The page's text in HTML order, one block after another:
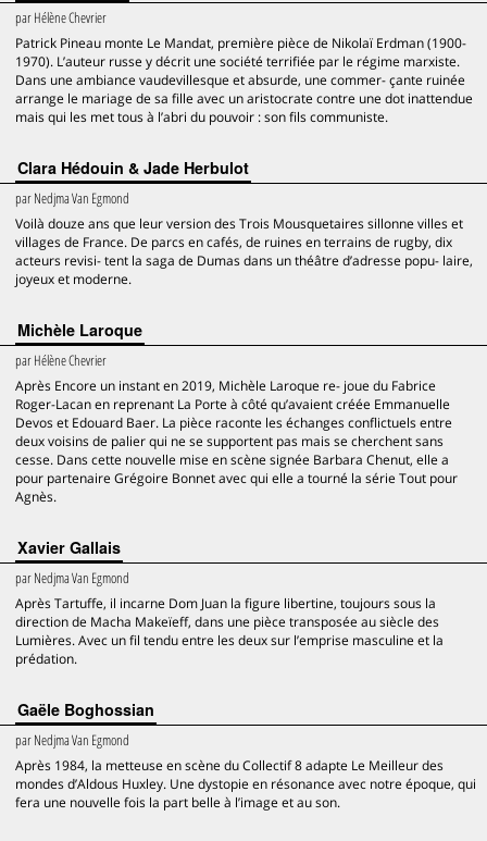
parHélène Chevrier
Patrick Pineau monte Le Mandat, première pièce de Nikolaï Erdman (1900-
1970). L’auteur russe y décrit une société terrifiée par le régime marxiste.
Dans une ambiance vaudevillesque et absurde, une commer- çante ruinée
arrange le mariage de sa fille avec un aristocrate contre une dot inattendue
mais qui les met tous à l’abri du pouvoir : son fils communiste.
Clara Hédouin & Jade Herbulot
parNedjma Van Egmond
Voilà douze ans que leur version des Trois Mousquetaires sillonne villes et
villages de France. De parcs en cafés, de ruines en terrains de rugby, dix
acteurs revisi- tent la saga de Dumas dans un théâtre d’adresse popu- laire,
joyeux et moderne.
Michèle Laroque
parHélène Chevrier
Après Encore un instant en 2019, Michèle Laroque re- joue du Fabrice
Roger-Lacan en reprenant La Porte à côté qu’avaient créée Emmanuelle
Devos et Edouard Baer. La pièce raconte les échanges conflictuels entre
deux voisins de palier qui ne se supportent pas mais se cherchent sans
cesse. Dans cette nouvelle mise en scène signée Barbara Chenut, elle a
pour partenaire Grégoire Bonnet avec qui elle a tourné la série Tout pour
Agnès.
Xavier Gallais
parNedjma Van Egmond
Après Tartuffe, il incarne Dom Juan la figure libertine, toujours sous la
direction de Macha Makeïeff, dans une pièce transposée au siècle des
Lumières. Avec un fil tendu entre les deux sur l’emprise masculine et la
prédation.
Gaële Boghossian
parNedjma Van Egmond
Après 1984, la metteuse en scène du Collectif 8 adapte Le Meilleur des
mondes d’Aldous Huxley. Une dystopie en résonance avec notre époque, qui
fera une nouvelle fois la part belle à l’image et au son.